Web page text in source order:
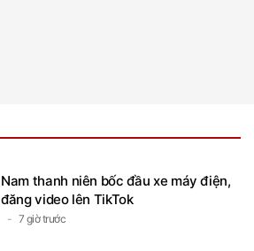
Nam thanh niên bốc đầu xe máy điện,
đăng video lên TikTok
7 giờ trước